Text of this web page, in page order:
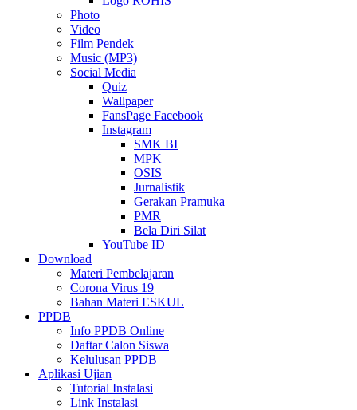
Photo
Video
Film Pendek
Music (MP3)
Social Media
Quiz
Wallpaper
FansPage Facebook
Instagram
SMK BI
MPK
OSIS
Jurnalistik
Gerakan Pramuka
PMR
Bela Diri Silat
YouTube ID
Download
Materi Pembelajaran
Corona Virus 19
Bahan Materi ESKUL
PPDB
Info PPDB Online
Daftar Calon Siswa
Kelulusan PPDB
Aplikasi Ujian
Tutorial Instalasi
Link Instalasi